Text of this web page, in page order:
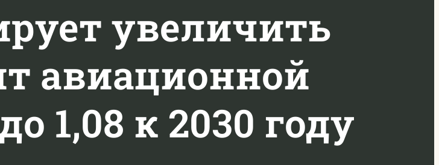
увеличить
авиационной
1,08 к 2030 году